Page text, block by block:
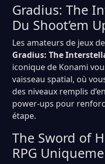
Gradius: The
Du Shoot’em
Les amateurs de jeux
Gradius: The
iconique de Konami
vaisseau spatial, où
des niveaux remplis
power-ups pour
étape.
The Sword of
RPG